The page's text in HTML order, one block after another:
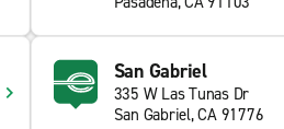
San Gabriel
335 W Las Tunas Dr
San Gabriel, CA 91776